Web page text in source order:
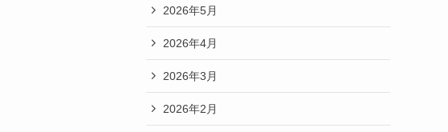
2026年5月
2026年4月
2026年3月
2026年2月